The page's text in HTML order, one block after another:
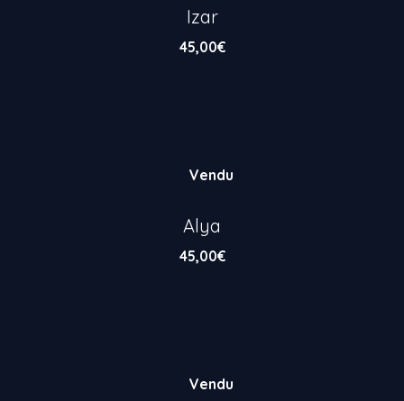
Izar
45,00€
Vendu
Alya
45,00€
Vendu